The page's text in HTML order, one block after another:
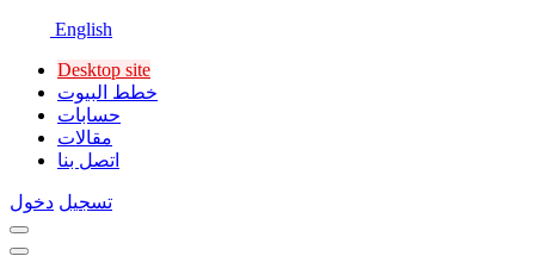
English
Desktop site
خطط البيوت
حسابات
مقالات
اتصل بنا
تسجيل دخول